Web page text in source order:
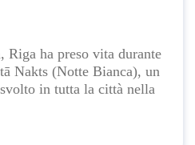
Riga ha preso vita durante
Nakts (Notte Bianca), un
in tutta la città nella